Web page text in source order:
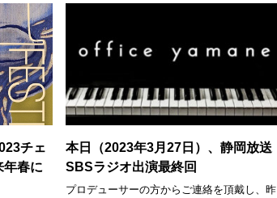
チェ
年春に
本日（2023年3月27日）、静岡放送
SBSラジオ出演最終回
プロデューサーの方からご連絡を頂戴し、昨